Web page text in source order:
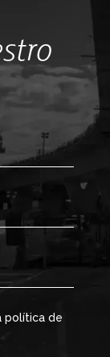
política de